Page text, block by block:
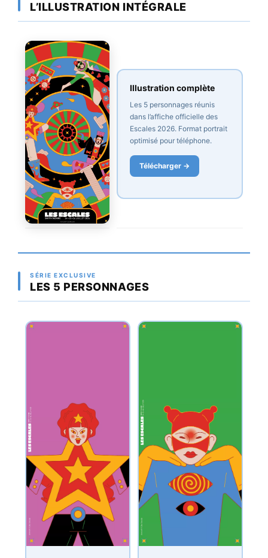
L’ILLUSTRATION INTÉGRALE
Illustration complète
Les 5 personnages réunis
dans l’affiche officielle des
Escales 2026. Format portrait
optimisé pour téléphone.
Télécharger →
SÉRIE EXCLUSIVE
LES 5 PERSONNAGES